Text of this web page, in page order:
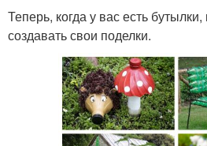
Теперь, когда у вас есть
создавать свои поделки.